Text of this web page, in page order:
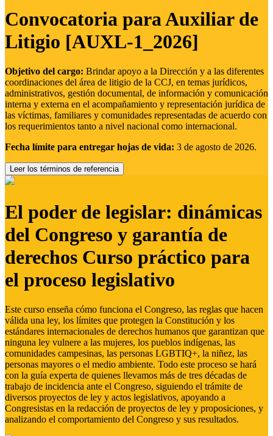
Convocatoria para Auxiliar de
Litigio [AUXL-1_2026]
Objetivo del cargo: Brindar apoyo a la Dirección y a las diferentes
coordinaciones del área de litigio de la CCJ, en temas jurídicos,
administrativos, gestión documental, de información y comunicación
interna y externa en el acompañamiento y representación jurídica de
las víctimas, familiares y comunidades representadas de acuerdo con
los requerimientos tanto a nivel nacional como internacional.
Fecha límite para entregar hojas de vida: 3 de agosto de 2026.
Leer los términos de referencia
El poder de legislar: dinámicas
del Congreso y garantía de
derechos Curso práctico para
el proceso legislativo
Este curso enseña cómo funciona el Congreso, las reglas que hacen
válida una ley, los límites que protegen la Constitución y los
estándares internacionales de derechos humanos que garantizan que
ninguna ley vulnere a las mujeres, los pueblos indígenas, las
comunidades campesinas, las personas LGBTIQ+, la niñez, las
personas mayores o el medio ambiente. Todo este proceso se hará
con la guía experta de quienes llevamos más de tres décadas de
trabajo de incidencia ante el Congreso, siguiendo el trámite de
diversos proyectos de ley y actos legislativos, apoyando a
Congresistas en la redacción de proyectos de ley y proposiciones, y
analizando el comportamiento del Congreso y sus resultados.